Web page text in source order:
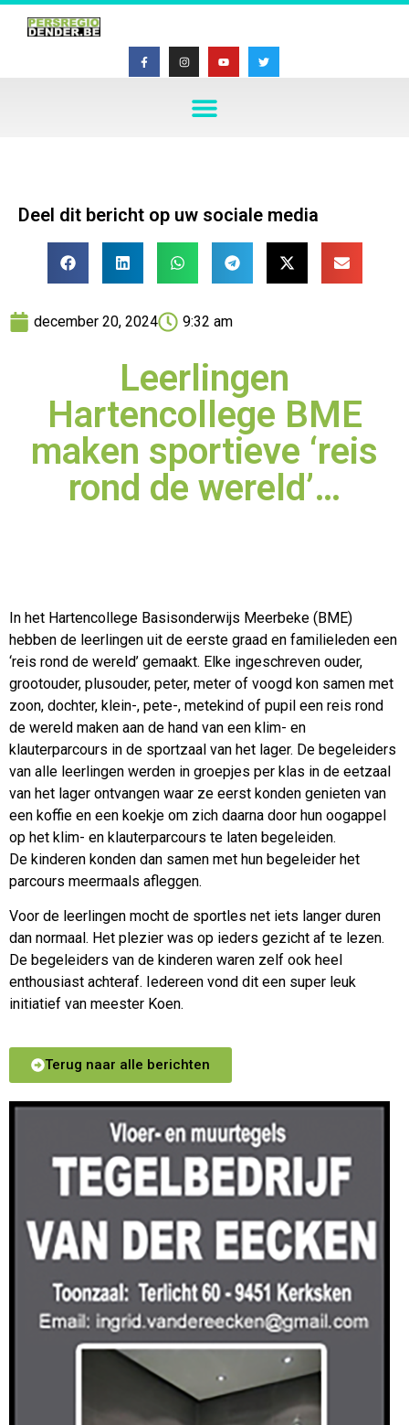
Deel dit bericht op uw sociale media
december 20, 2024 9:32 am
Leerlingen
Hartencollege BME
maken sportieve ‘reis
rond de wereld’…
In het Hartencollege Basisonderwijs Meerbeke (BME)
hebben de leerlingen uit de eerste graad en familieleden een
‘reis rond de wereld’ gemaakt. Elke ingeschreven ouder,
grootouder, plusouder, peter, meter of voogd kon samen met
zoon, dochter, klein-, pete-, metekind of pupil een reis rond
de wereld maken aan de hand van een klim- en
klauterparcours in de sportzaal van het lager. De begeleiders
van alle leerlingen werden in groepjes per klas in de eetzaal
van het lager ontvangen waar ze eerst konden genieten van
een koffie en een koekje om zich daarna door hun oogappel
op het klim- en klauterparcours te laten begeleiden.
De kinderen konden dan samen met hun begeleider het
parcours meermaals afleggen.
Voor de leerlingen mocht de sportles net iets langer duren
dan normaal. Het plezier was op ieders gezicht af te lezen.
De begeleiders van de kinderen waren zelf ook heel
enthousiast achteraf. Iedereen vond dit een super leuk
initiatief van meester Koen.
Terug naar alle berichten